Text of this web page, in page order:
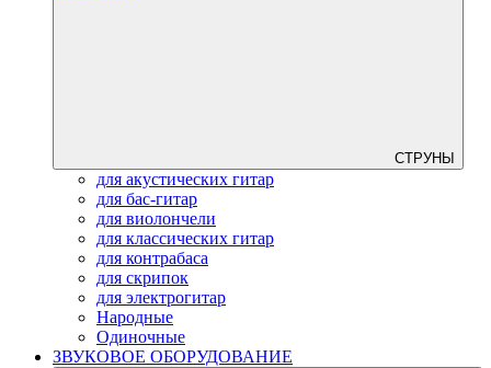
СТРУНЫ
для акустических гитар
для бас-гитар
для виолончели
для классических гитар
для контрабаса
для скрипок
для электрогитар
Народные
Одиночные
ЗВУКОВОЕ ОБОРУДОВАНИЕ